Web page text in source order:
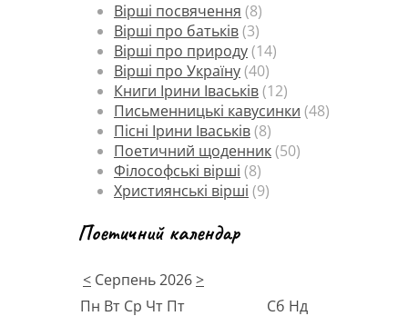
Вірші посвячення (8)
Вірші про батьків(3)
Вірші про природу(14)
Вірші про Україну(40)
Книги Ірини Іваськів(12)
Письменницькі кавусинки (48)
Пісні Ірини Іваськів(8)
Поетичний щоденник(50)
Філософські вірші (8)
Християнські вірші (9)
Поетичний календар
< Серпень 2026>
Пн Вт Ср Чт Пт Сб Нд